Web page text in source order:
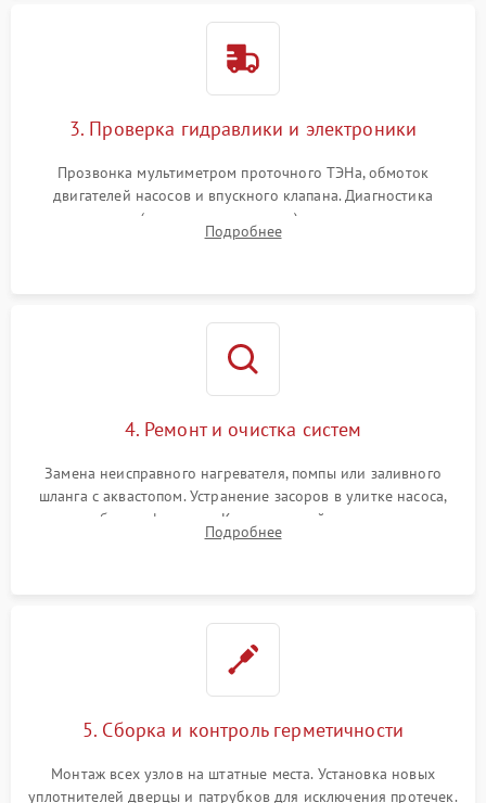
3. Проверка гидравлики и электроники
Прозвонка мультиметром проточного ТЭНа, обмоток
двигателей насосов и впускного клапана. Диагностика
прессостата (датчика уровня воды), датчика мутности,
концевика дверцы и электронного модуля управления.
Подробнее
4. Ремонт и очистка систем
Замена неисправного нагревателя, помпы или заливного
шланга с аквастопом. Устранение засоров в улитке насоса,
патрубках и фильтрах. Компонентный ремонт платы
управления, восстановление поврежденной проводки.
Подробнее
5. Сборка и контроль герметичности
Монтаж всех узлов на штатные места. Установка новых
уплотнителей дверцы и патрубков для исключения протечек.